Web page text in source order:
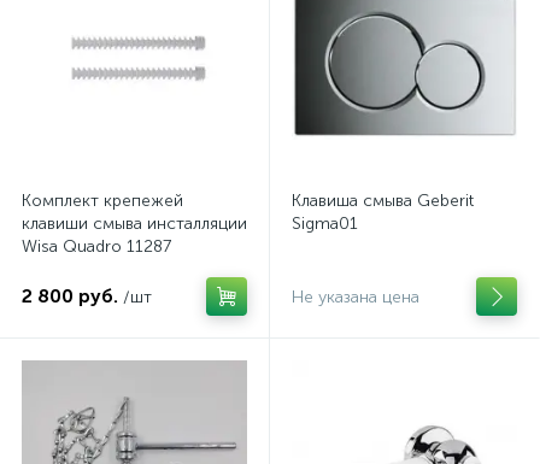
Комплект крепежей
клавиши смыва инсталляции
Wisa Quadro 11287
2 800 руб. /шт
Клавиша смыва Geberit
Sigma01
Не указана цена